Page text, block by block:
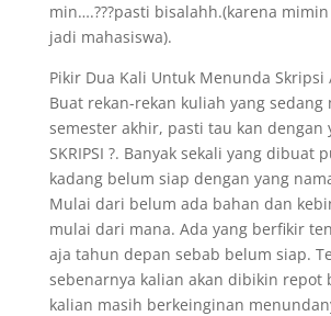
min….???pasti bisalahh.(karena
jadi mahasiswa).
Pikir Dua Kali Untuk Menunda Skripsi
Buat rekan-rekan kuliah yang sedang
semester akhir, pasti tau kan dengan
SKRIPSI ?. Banyak sekali yang dibuat
kadang belum siap dengan yang
Mulai dari belum ada bahan dan
mulai dari mana. Ada yang berfikir
aja tahun depan sebab belum siap.
sebenarnya kalian akan dibikin
kalian masih berkeinginan